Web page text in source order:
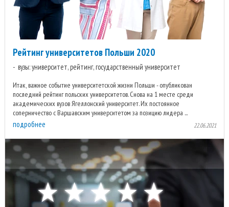
Рейтинг университетов Польши 2020
вузы: университет, рейтинг, государственный университет
Итак, важное событие университетской жизни Польши - опубликован
последний рейтинг польских университетов. Снова на 1 месте среди
академических вузов Ягеллонский университет. Их постоянное
соперничество с Варшавским университетом за позицию лидера ...
подробнее 22.06.2021